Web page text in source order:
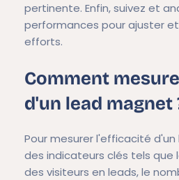
pertinente. Enfin, suivez et
performances pour ajuster
efforts.
Comment
d'un lead magnet
Pour mesurer l'efficacité
des indicateurs clés tels que
des visiteurs en leads, le